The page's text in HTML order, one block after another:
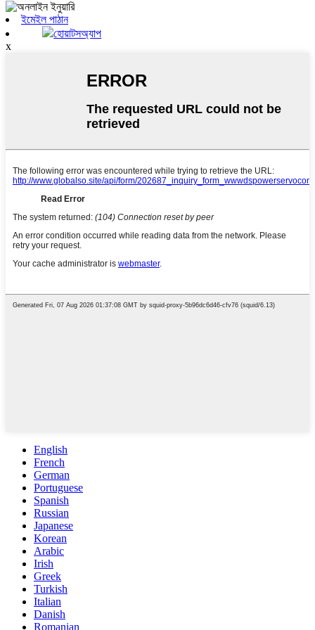
ইমেইল পাঠান
হোয়াটসঅ্যাপ
x
English
French
German
Portuguese
Spanish
Russian
Japanese
Korean
Arabic
Irish
Greek
Turkish
Italian
Danish
Romanian